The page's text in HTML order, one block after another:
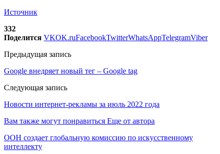
Источник
332
Поделится VKOK.ruFacebookTwitterWhatsAppTelegramViber
Предыдущая запись
Google внедряет новый тег – Google tag
Следующая запись
Новости интернет-рекламы за июль 2022 года
Вам также могут понравиться Еще от автора
ООН создает глобальную комиссию по искусственному
интеллекту